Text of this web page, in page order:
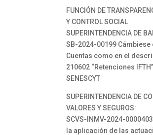
FUNCIÓN DE
Y CONTROL SOCIAL
SUPERINTENDENCIA DE
SB-2024-00199
Cuentas como en el
210602 “Retenciones
SENESCYT
SUPERINTENDENCIA DE
VALORES Y SEGUROS:
SCVS-INMV-2024-
la aplicación de las